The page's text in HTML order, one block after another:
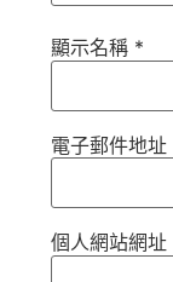
顯示名稱 *
電子郵件地址
個人網站網址